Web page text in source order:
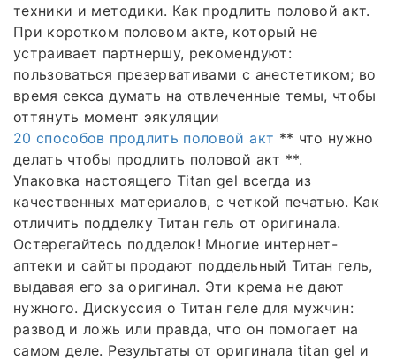
техники и методики. Как продлить половой акт.
При коротком половом акте, который не
устраивает партнершу, рекомендуют:
пользоваться презервативами с анестетиком; во
время секса думать на отвлеченные темы, чтобы
оттянуть момент эякуляции
20 способов продлить половой акт ** что нужно
делать чтобы продлить половой акт **.
Упаковка настоящего Titan gel всегда из
качественных материалов, с четкой печатью. Как
отличить подделку Титан гель от оригинала.
Остерегайтесь подделок! Многие интернет-
аптеки и сайты продают поддельный Титан гель,
выдавая его за оригинал. Эти крема не дают
нужного. Дискуссия о Титан геле для мужчин:
развод и ложь или правда, что он помогает на
самом деле. Результаты от оригинала titan gel и